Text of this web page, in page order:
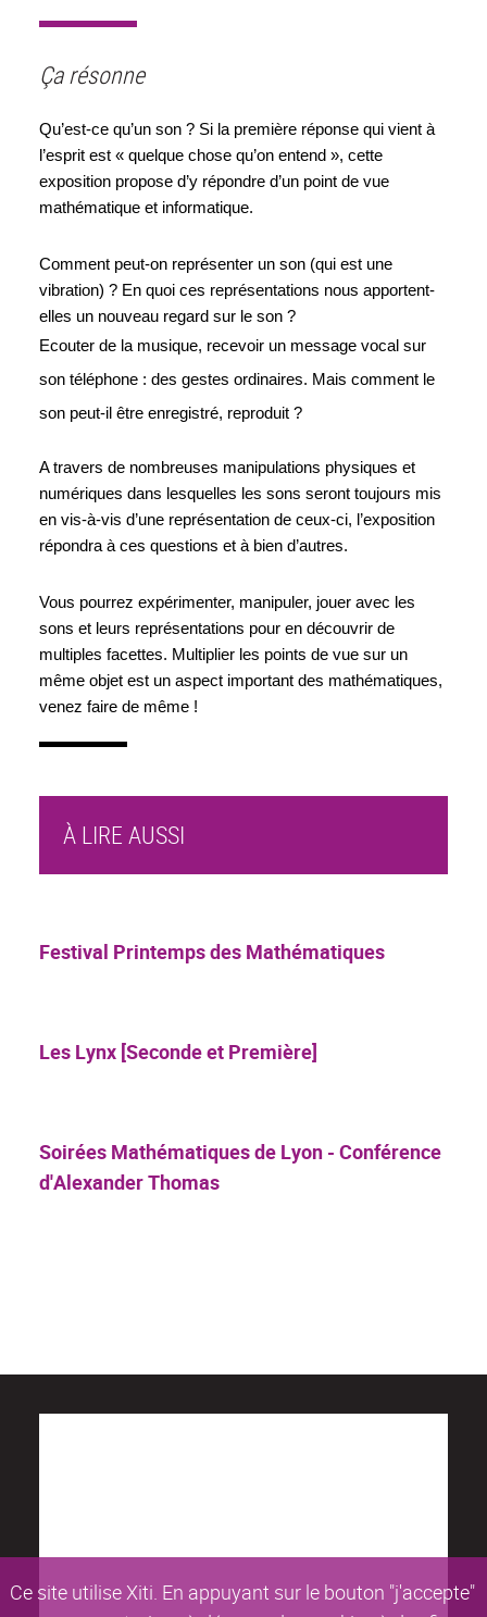
Ce site utilise Xiti. En appuyant sur le bouton "j'accepte"
Ça résonne
Qu’est-ce qu’un son ? Si la première réponse qui vient à
l’esprit est « quelque chose qu’on entend », cette
exposition propose d’y répondre d’un point de vue
mathématique et informatique.
Comment peut-on représenter un son (qui est une
vibration) ? En quoi ces représentations nous apportent-
elles un nouveau regard sur le son ?
Ecouter de la musique, recevoir un message vocal sur
son téléphone : des gestes ordinaires. Mais comment le
son peut-il être enregistré, reproduit ?
A travers de nombreuses manipulations physiques et
numériques dans lesquelles les sons seront toujours mis
en vis-à-vis d’une représentation de ceux-ci, l’exposition
répondra à ces questions et à bien d’autres.
Vous pourrez expérimenter, manipuler, jouer avec les
sons et leurs représentations pour en découvrir de
multiples facettes. Multiplier les points de vue sur un
même objet est un aspect important des mathématiques,
venez faire de même !
À LIRE AUSSI
Festival Printemps des Mathématiques
Les Lynx [Seconde et Première]
Soirées Mathématiques de Lyon - Conférence
d'Alexander Thomas